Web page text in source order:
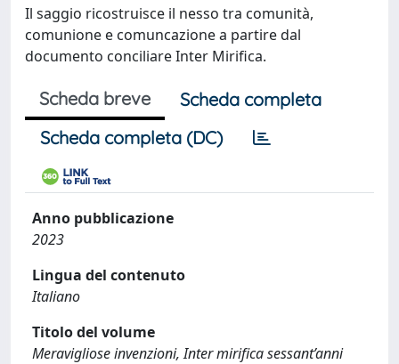
Il saggio ricostruisce il nesso tra comunità,
comunione e comuncazione a partire dal
documento conciliare Inter Mirifica.
Scheda breve
Scheda completa
Scheda completa (DC)
Anno pubblicazione
2023
Lingua del contenuto
Italiano
Titolo del volume
Meravigliose invenzioni, Inter mirifica sessant’anni